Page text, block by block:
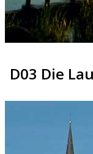
D03 Die